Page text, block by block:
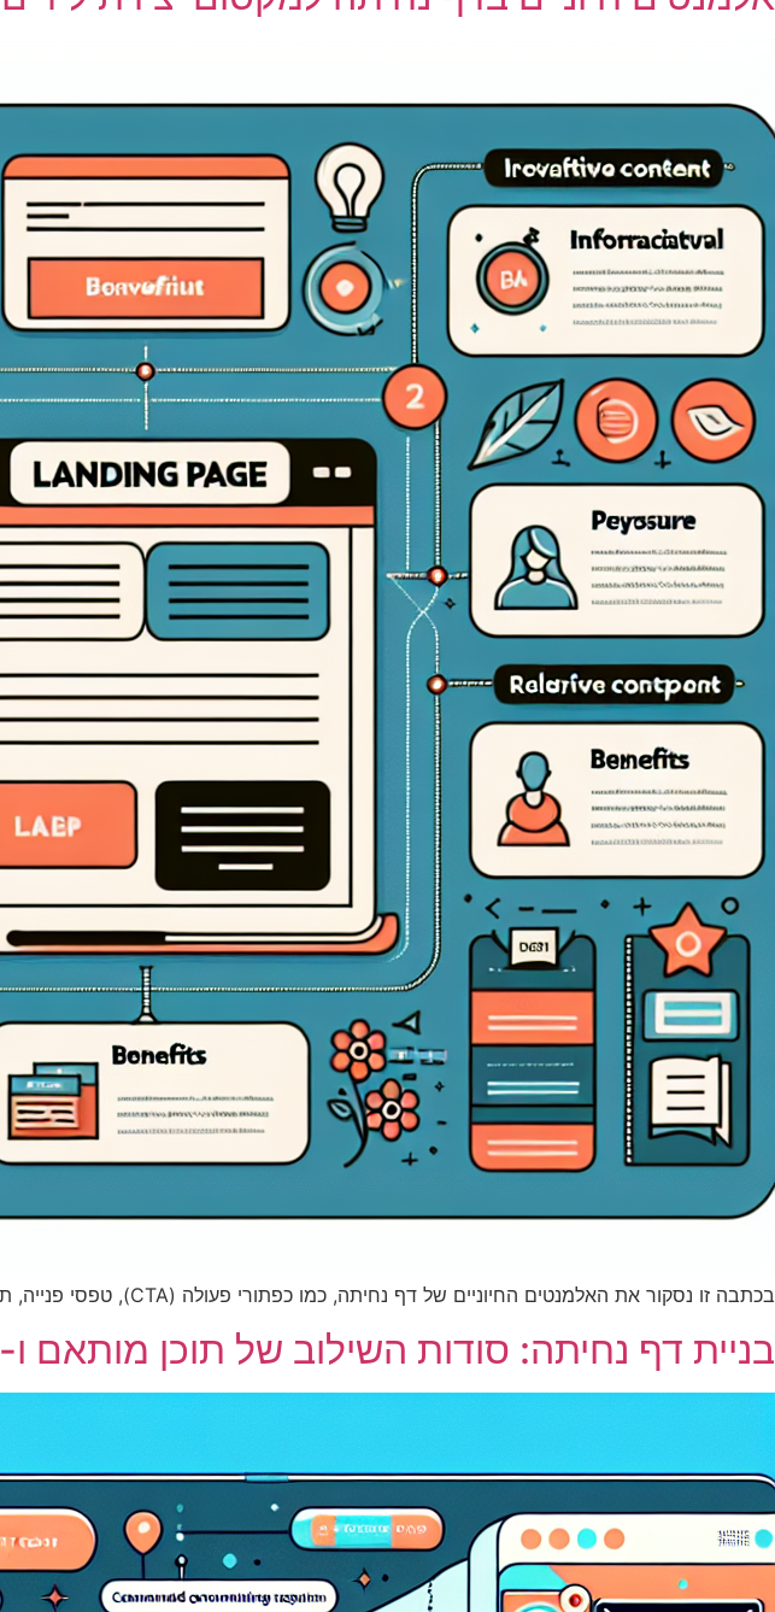
בכתבה זו נסקור את האלמנטים החיוניים של דף נחיתה, כמו כפתורי פעולה (CTA), טפסי פנייה, תמונות משכנעות, ועוד, שתורמים כולם לתהליך יצירת לידים.
בניית דף נחיתה: סודות השילוב של תוכן מותאם ו-SEO להגברת יצירת לידים